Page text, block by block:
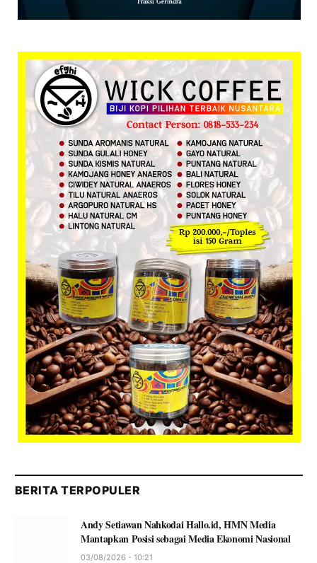
BERITA TERPOPULER
Andy Setiawan Nahkodai Hallo.id, HMN Media
Mantapkan Posisi sebagai Media Ekonomi Nasional
03/08/2026 - 10:21